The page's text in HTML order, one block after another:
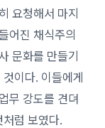
요청해서 마지
어진 채식주의
문화를 만들기
이다. 이들에게
무 강도를 견뎌
럼 보였다.